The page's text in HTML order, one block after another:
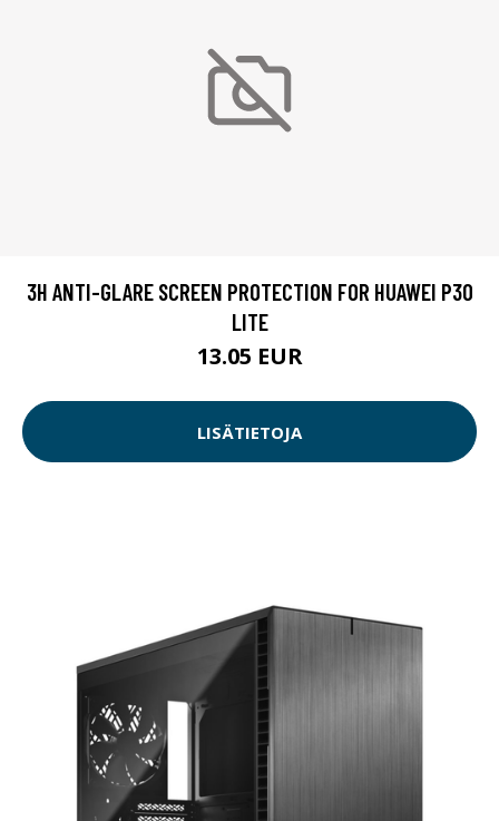
3H ANTI-GLARE SCREEN PROTECTION FOR HUAWEI P30
LITE
13.05 EUR
LISÄTIETOJA